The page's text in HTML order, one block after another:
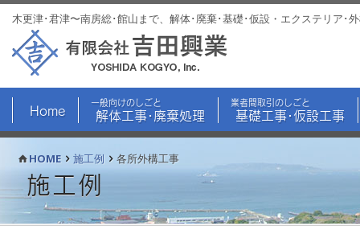
木更津･君津〜南房総･館山まで、解体･廃棄･基礎･仮設・エクステリア･
Home
一般向けのしごと
解体工事･廃棄処理
業者間取引のしごと
基礎工事･仮設工事
HOME 施工例 各所外構工事
施工例